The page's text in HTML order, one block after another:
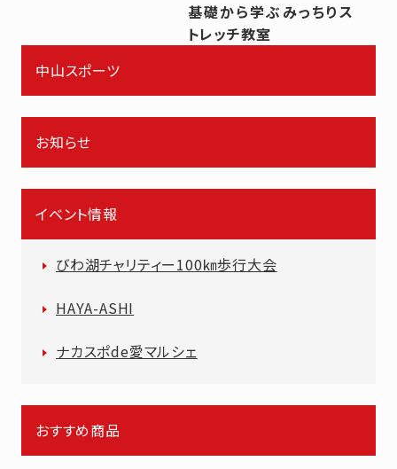
基礎から学ぶみっちりス
トレッチ教室
中山スポーツ
お知らせ
イベント情報
びわ湖チャリティー100㎞歩行大会
HAYA-ASHI
ナカスポde愛マルシェ
おすすめ商品